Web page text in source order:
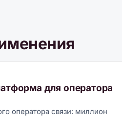
для оператора
оператора связи: миллион